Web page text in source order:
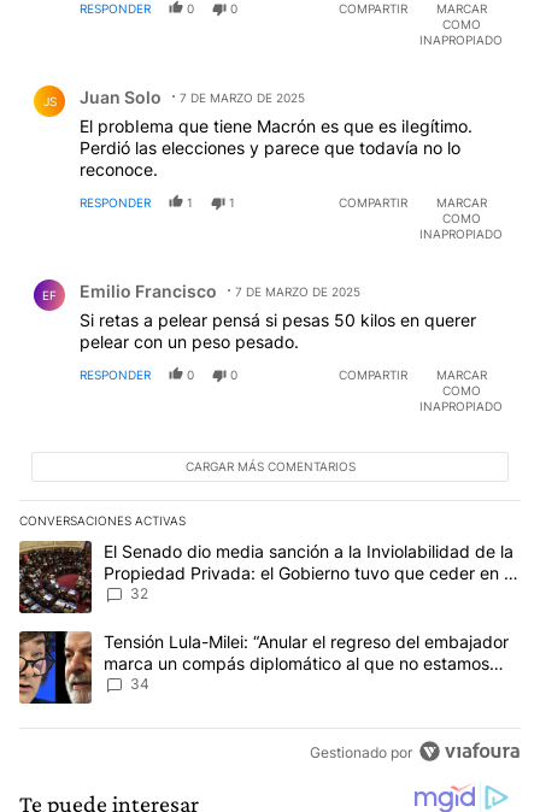
RESPONDER 0 0 COMPARTIR
MARCAR
COMO
INAPROPIADO
JS Juan Solo 7 DE MARZO DE 2025
El probIema que tiene Macrón es que es iIegítimo.
Perdió las elecciones y parece que todavía no lo
reconoce.
RESPONDER 1 1 COMPARTIR
MARCAR
COMO
INAPROPIADO
EF Emilio Francisco 7 DE MARZO DE 2025
Si retas a pelear pensá si pesas 50 kilos en querer
pelear con un peso pesado.
RESPONDER 0 0 COMPARTIR
MARCAR
COMO
INAPROPIADO
CARGAR MÁS COMENTARIOS
CONVERSACIONES ACTIVAS
Este listado muestra los artículos con más comentarios en los
Un artículo de tendencia con el título "El Senado dio media
El Senado dio media sanción a la Inviolabilidad de la
Propiedad Privada: el Gobierno tuvo que ceder en la
Ley del Manejo del Fuego
32
Un artículo de tendencia con el título "Tensión Lula-Milei:
Tensión Lula-Milei: “Anular el regreso del embajador
marca un compás diplomático al que no estamos
acostumbrados"
34
Gestionado por